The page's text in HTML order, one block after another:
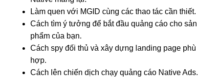
Làm quen với MGID cùng các thao tác cần thiết.
Cách tìm ý tưởng để bắt đầu quảng cáo cho sản
phẩm của bạn.
Cách spy đối thủ và xây dựng landing page phù
hợp.
Cách lên chiến dịch chạy quảng cáo Native Ads.